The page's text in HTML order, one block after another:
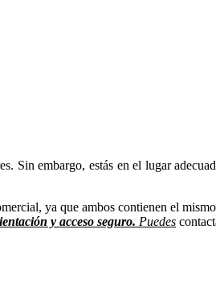
Sin embargo, estás en el lugar
ya que ambos contienen el
y acceso seguro. Puedes